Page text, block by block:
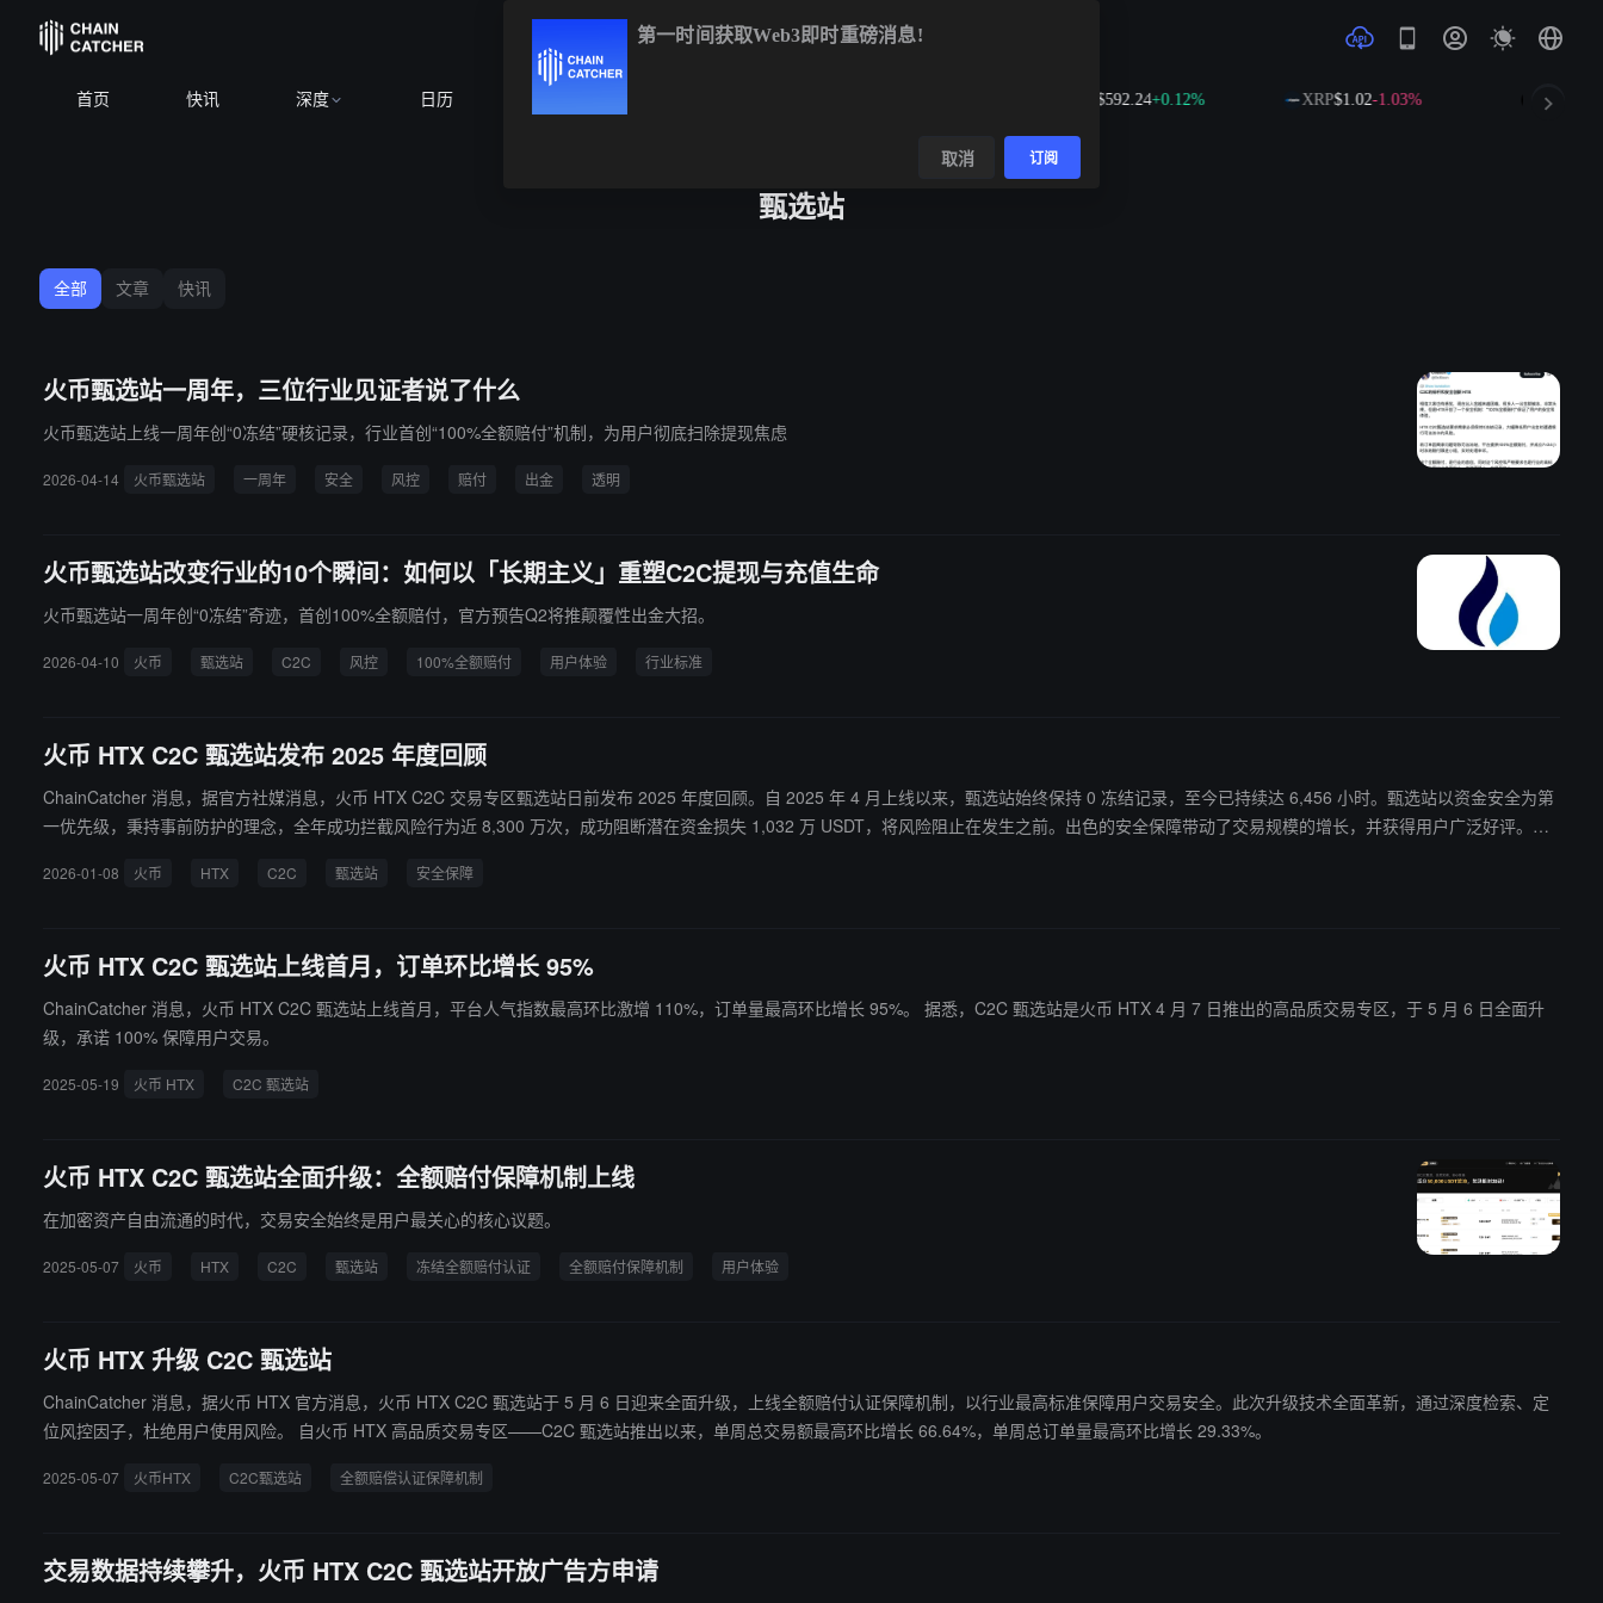
首页 快讯 深度 日历 $592.24+0.12% XRP$1.02-1.03% SOL
甄选站
全部 文章 快讯
火币甄选站一周年，三位行业见证者说了什么
火币甄选站上线一周年创“0冻结”硬核记录，行业首创“100%全额赔付”机制，为用户彻底扫除提现焦虑
2026-04-14 火币甄选站 一周年 安全 风控 赔付 出金 透明
火币甄选站改变行业的10个瞬间：如何以「长期主义」重塑C2C提现与充值生命
火币甄选站一周年创“0冻结”奇迹，首创100%全额赔付，官方预告Q2将推颠覆性出金大招。
2026-04-10 火币 甄选站 C2C 风控 100%全额赔付 用户体验 行业标准
火币 HTX C2C 甄选站发布 2025 年度回顾
ChainCatcher 消息，据官方社媒消息，火币 HTX C2C 交易专区甄选站日前发布 2025 年度回顾。自 2025 年 4 月上线以来，甄选站始终保持 0 冻结记录，至今已持续达 6,456 小时。甄选站以资金安全为第
一优先级，秉持事前防护的理念，全年成功拦截风险行为近 8,300 万次，成功阻断潜在资金损失 1,032 万 USDT，将风险阻止在发生之前。出色的安全保障带动了交易规模的增长，并获得用户广泛好评。报
业新标杆。C2C 甄选站表示将在 2026 年继续履行“提现 0 冻结，赔付 100%”的安全承诺，为用户提供稳定、安全、高效的C2C交易服务。
2026-01-08 火币 HTX C2C 甄选站 安全保障
火币 HTX C2C 甄选站上线首月，订单环比增长 95%
ChainCatcher 消息，火币 HTX C2C 甄选站上线首月，平台人气指数最高环比激增 110%，订单量最高环比增长 95%。 据悉，C2C 甄选站是火币 HTX 4 月 7 日推出的高品质交易专区，于 5 月 6 日全面升
级，承诺 100% 保障用户交易。
2025-05-19 火币 HTX C2C 甄选站
火币 HTX C2C 甄选站全面升级：全额赔付保障机制上线
在加密资产自由流通的时代，交易安全始终是用户最关心的核心议题。
2025-05-07 火币 HTX C2C 甄选站 冻结全额赔付认证 全额赔付保障机制 用户体验
火币 HTX 升级 C2C 甄选站
ChainCatcher 消息，据火币 HTX 官方消息，火币 HTX C2C 甄选站于 5 月 6 日迎来全面升级，上线全额赔付认证保障机制，以行业最高标准保障用户交易安全。此次升级技术全面革新，通过深度检索、定
位风控因子，杜绝用户使用风险。 自火币 HTX 高品质交易专区——C2C 甄选站推出以来，单周总交易额最高环比增长 66.64%，单周总订单量最高环比增长 29.33%。
2025-05-07 火币HTX C2C甄选站 全额赔偿认证保障机制
交易数据持续攀升，火币 HTX C2C 甄选站开放广告方申请
第一时间获取Web3即时重磅消息!
取消 订阅